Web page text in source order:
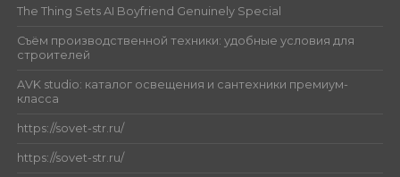
The Thing Sets AI Boyfriend Genuinely Special
Съём производственной техники: удобные условия для
строителей
AVK studio: каталог освещения и сантехники премиум-
класса
https://sovet-str.ru/
https://sovet-str.ru/